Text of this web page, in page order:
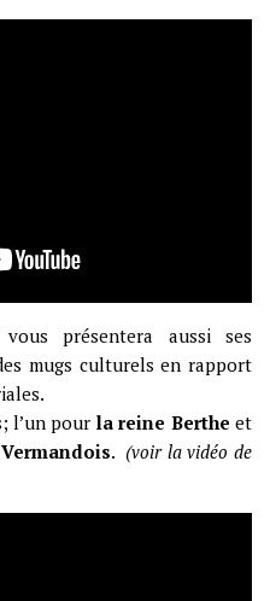
présentera aussi ses
mugs culturels en rapport
l’un pour la reine Berthe et
. (voir la vidéo de